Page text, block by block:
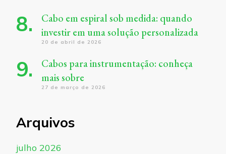
Cabo em espiral sob medida: quando
investir em uma solução personalizada
20 de abril de 2026
Cabos para instrumentação: conheça
mais sobre
27 de março de 2026
Arquivos
julho 2026